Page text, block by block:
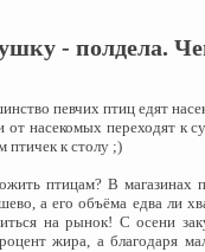
- полдела.
певчих птиц едят
насекомых переходят к
птичек к столу ;)
птицам? В магазинах
а его объёма едва ли
на рынок! С осени
жира, а благодаря